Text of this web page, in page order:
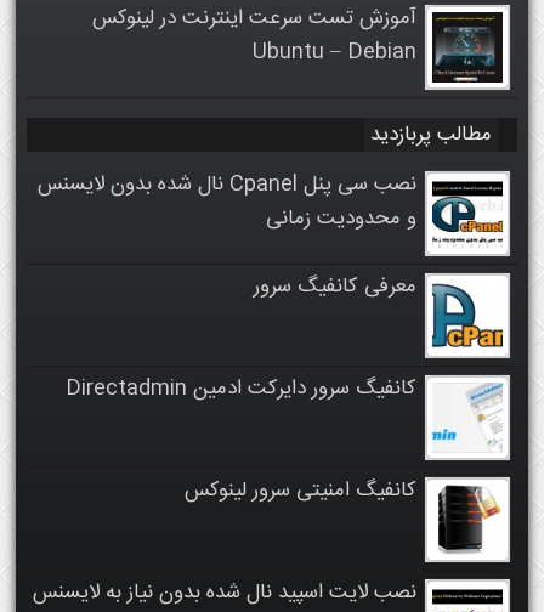
آموزش تست سرعت اینترنت در لینوکس
Ubuntu – Debian
مطالب پربازدید
نصب سی پنل Cpanel نال شده بدون لایسنس
و محدودیت زمانی
معرفی کانفیگ سرور
کانفیگ سرور دایرکت ادمین Directadmin
کانفیگ امنیتی سرور لینوکس
نصب لایت اسپید نال شده بدون نیاز به لایسنس